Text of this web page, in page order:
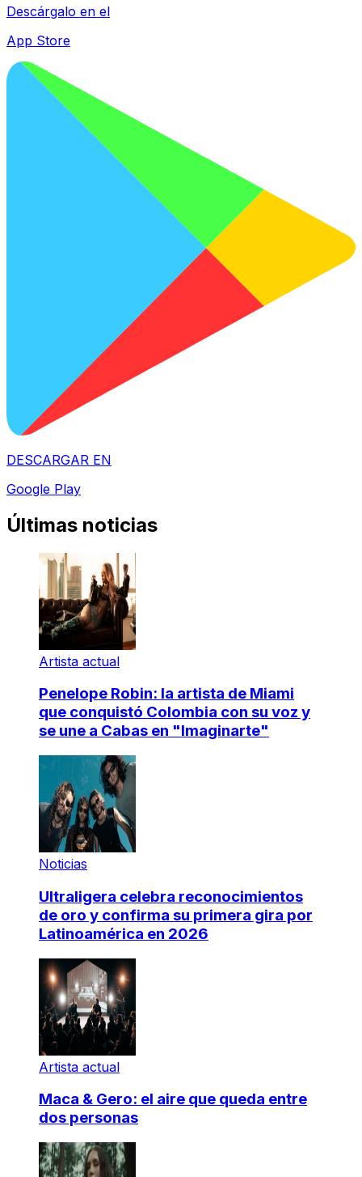
Descárgalo en el
App Store
DESCARGAR EN
Google Play
Últimas noticias
Artista actual
Penelope Robin: la artista de Miami
que conquistó Colombia con su voz y
se une a Cabas en "Imaginarte"
Noticias
Ultraligera celebra reconocimientos
de oro y confirma su primera gira por
Latinoamérica en 2026
Artista actual
Maca & Gero: el aire que queda entre
dos personas